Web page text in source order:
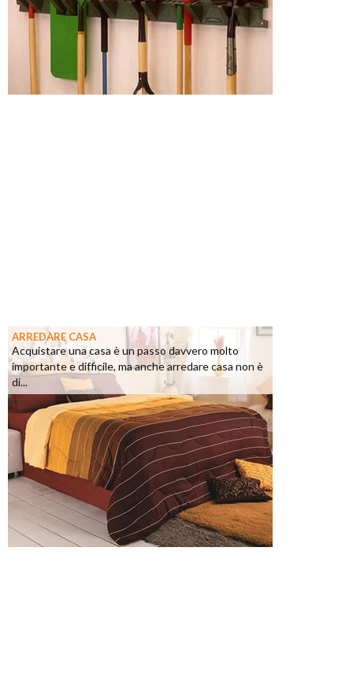
ARREDARE CASA
Acquistare una casa è un passo davvero molto
importante e difficile, ma anche arredare casa non è
di...